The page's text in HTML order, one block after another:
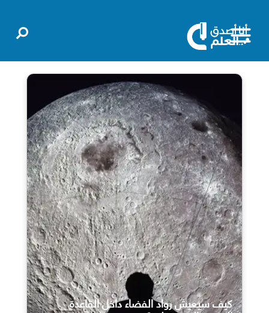
كيف سيعيش رواد الفضاء داخل القاعدة